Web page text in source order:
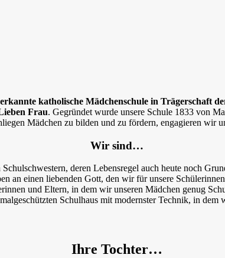
katholische Mädchenschule in Trägerschaft
Frau. Gegründet wurde unsere Schule 1833 von
Mädchen zu bilden und zu fördern, engagieren wir
Wir sind…
deren Lebensregel auch heute noch
an einen liebenden Gott, den wir für unsere
und Eltern, in dem wir unseren Mädchen genug
Schulhaus mit modernster Technik, in
Ihre Tochter…